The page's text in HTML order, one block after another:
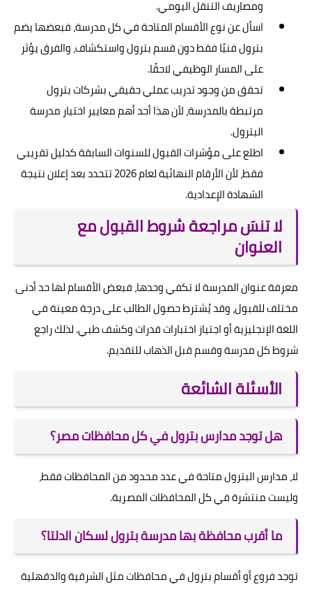
ومصاريف التنقل اليومي.
اسأل عن نوع الأقسام المتاحة في كل مدرسة، فبعضها يضم
بترول فنيًا فقط دون قسم بترول واستكشاف، والفرق يؤثر
على المسار الوظيفي لاحقًا.
تحقق من وجود تدريب عملي حقيقي بشركات بترول
مرتبطة بالمدرسة، لأن هذا أحد أهم معايير اختيار مدرسة
البترول.
اطلع على مؤشرات القبول للسنوات السابقة كدليل تقريبي
فقط، لأن الأرقام النهائية لعام 2026 تتحدد بعد إعلان نتيجة
الشهادة الإعدادية.
لا تنسَ مراجعة شروط القبول مع
العنوان
معرفة عنوان المدرسة لا تكفي وحدها، فبعض الأقسام لها حد أدنى
مختلف للقبول، وقد يُشترط حصول الطالب على درجة معينة في
اللغة الإنجليزية أو اجتياز اختبارات قدرات وكشف طبي. لذلك راجع
شروط كل مدرسة وقسم قبل الذهاب للتقديم.
الأسئلة الشائعة
هل توجد مدارس بترول في كل محافظات مصر؟
لا، مدارس البترول متاحة في عدد محدود من المحافظات فقط،
وليست منتشرة في كل المحافظات المصرية.
ما أقرب محافظة بها مدرسة بترول لسكان الدلتا؟
توجد فروع أو أقسام بترول في محافظات مثل الشرقية والدقهلية